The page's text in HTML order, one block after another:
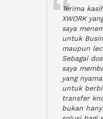
Terima
XWORK
saya
untuk
maupun
Sebagai
saya
yang
untuk
transfer
bukan